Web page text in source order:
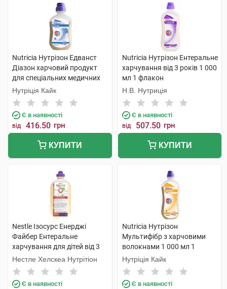
Nutricia Нутрізон Едванст
Діазон харчовий продукт
для спеціальних медичних
цілей 500 мл 1 флакон
Нутріція Кайк
Є в наявності
від 416.50 грн
КУПИТИ
Nutricia Нутрізон Ентеральне
харчування від 3 років 1 000
мл 1 флакон
Н.В. Нутриція
Є в наявності
від 507.50 грн
КУПИТИ
Nestle Ізосурс Енерджі
Файбер Ентеральне
харчування для дітей від 3
років та дорослих 1 000 мл 1
флакон
Нестле Хелскеа Нутрітіон
Є в наявності
Nutricia Нутрізон
Мультифібр з харчовими
волокнами 1 000 мл 1
флакон
Нутріція Кайк
Є в наявності